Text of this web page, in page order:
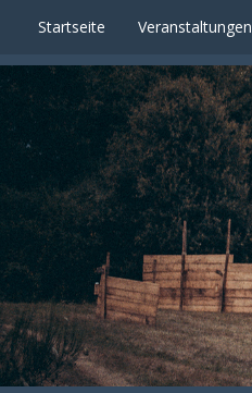
Startseite Veranstaltungen